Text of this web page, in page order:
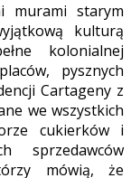
murami starym
kulturą
kolonialnej
pysznych
Cartageny z
we wszystkich
cukierków i
sprzedawców
mówią, że